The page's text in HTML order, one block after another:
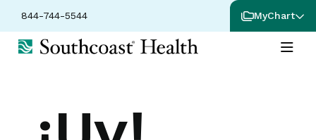
844-744-5544 MyChart